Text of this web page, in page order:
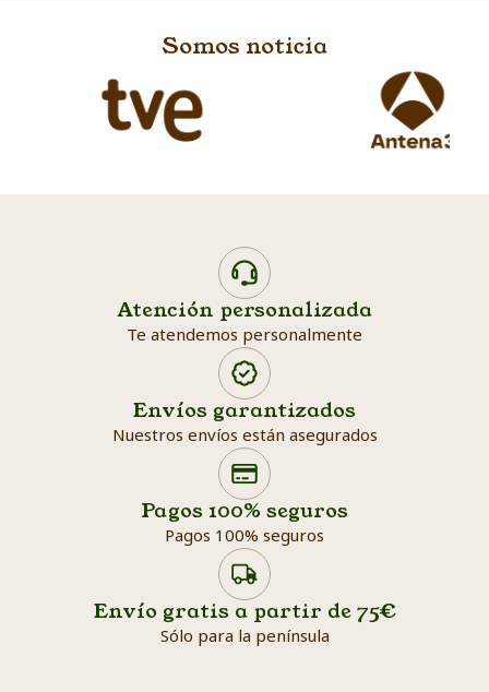
Somos noticia
Atención personalizada
Te atendemos personalmente
Envíos garantizados
Nuestros envíos están asegurados
Pagos 100% seguros
Pagos 100% seguros
Envío gratis a partir de 75€
Sólo para la península
Search products